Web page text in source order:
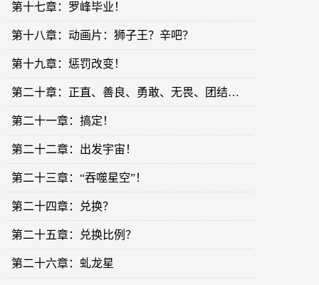
第十七章：罗峰毕业！
第十八章：动画片：狮子王？辛吧？
第十九章：惩罚改变！
第二十章：正直、善良、勇敢、无畏、团结、奋进！
第二十一章：搞定！
第二十二章：出发宇宙！
第二十三章：“吞噬星空”！
第二十四章：兑换？
第二十五章：兑换比例？
第二十六章：虬龙星